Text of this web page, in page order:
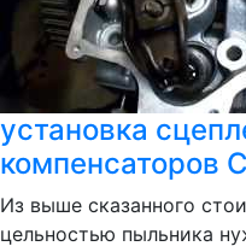
установка
компенсаторов
Из выше сказанного
цельностью пыльника